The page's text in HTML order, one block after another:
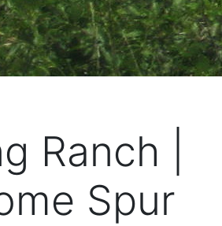
Ranch |
Spur